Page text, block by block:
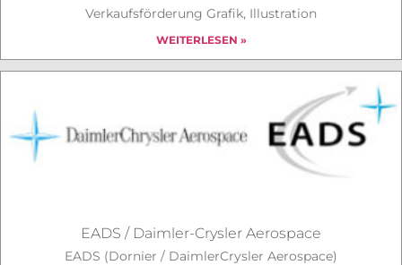
Verkaufsförderung Grafik, Illustration
WEITERLESEN »
EADS / Daimler-Crysler Aerospace
EADS (Dornier / DaimlerCrysler Aerospace)